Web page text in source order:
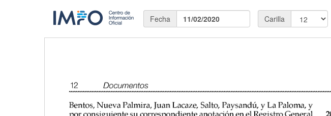
Fecha 11/02/2020 Carilla